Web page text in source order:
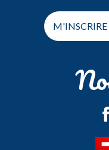
M'INSCRIRE